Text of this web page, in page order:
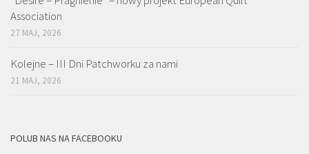
Association
27 MAJ, 2026
Kolejne – III Dni Patchworku za nami
21 MAJ, 2026
POLUB NAS NA FACEBOOKU